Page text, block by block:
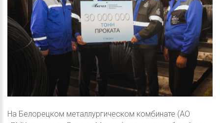
На Белорецком металлургическом комбинате (АО